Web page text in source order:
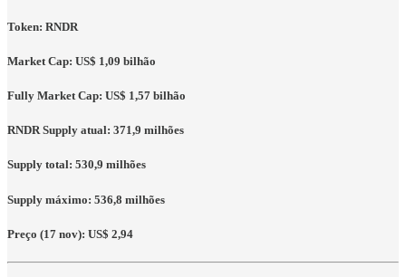
Token: RNDR
Market Cap: US$ 1,09 bilhão
Fully Market Cap: US$ 1,57 bilhão
RNDR Supply atual: 371,9 milhões
Supply total: 530,9 milhões
Supply máximo: 536,8 milhões
Preço (17 nov): US$ 2,94